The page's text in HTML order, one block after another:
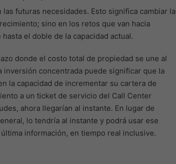
futuras necesidades. Esto significa cambiar la
sino en los retos que van hacia
el doble de la capacidad actual.
donde el costo total de propiedad se une al
concentrada puede significar que la
la capacidad de incrementar su cartera de
a un ticket de servicio del Call Center
ahora llegarían al instante. En lugar de
lo tendría al instante y podrá usar ese
información, en tiempo real inclusive.